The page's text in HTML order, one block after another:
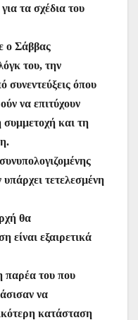
τα σχέδια του
ο Σάββας
του, την
συνεντεύξεις όπου
να επιτύχουν
συμμετοχή και τη
τετελεσμένη
θα
είναι εξαιρετικά
παρέα του που
να
κατάσταση